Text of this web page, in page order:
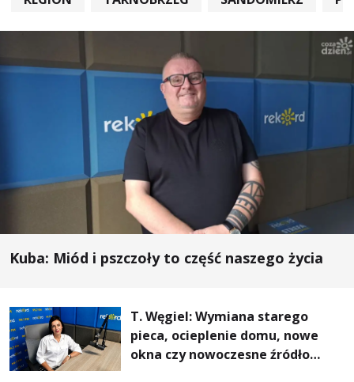
Kuba: Miód i pszczoły to część naszego życia
T. Węgiel: Wymiana starego
pieca, ocieplenie domu, nowe
okna czy nowoczesne źródło